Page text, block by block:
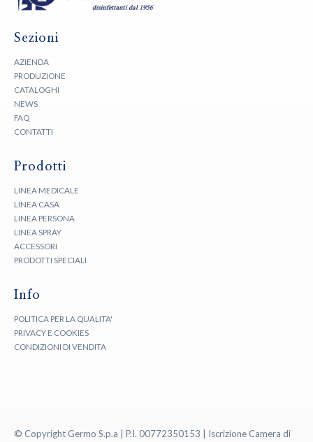
Sezioni
AZIENDA
PRODUZIONE
CATALOGHI
NEWS
FAQ
CONTATTI
Prodotti
LINEA MEDICALE
LINEA CASA
LINEA PERSONA
LINEA SPRAY
ACCESSORI
PRODOTTI SPECIALI
Info
POLITICA PER LA QUALITA'
PRIVACY E COOKIES
CONDIZIONI DI VENDITA
© Copyright Germo S.p.a | P.I. 00772350153 | Iscrizione Camera di